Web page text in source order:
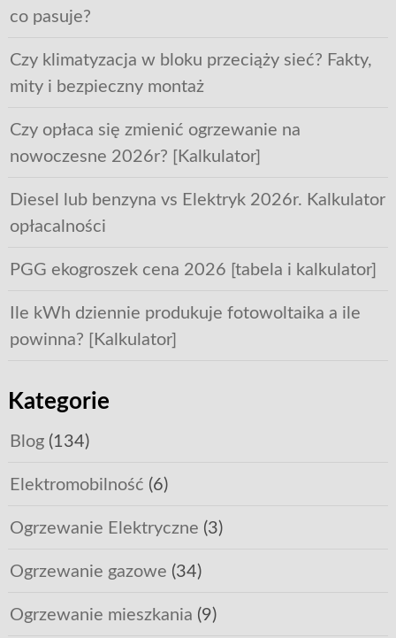
co pasuje?
Czy klimatyzacja w bloku przeciąży sieć? Fakty,
mity i bezpieczny montaż
Czy opłaca się zmienić ogrzewanie na
nowoczesne 2026r? [Kalkulator]
Diesel lub benzyna vs Elektryk 2026r. Kalkulator
opłacalności
PGG ekogroszek cena 2026 [tabela i kalkulator]
Ile kWh dziennie produkuje fotowoltaika a ile
powinna? [Kalkulator]
Kategorie
Blog(134)
Elektromobilność (6)
Ogrzewanie Elektryczne (3)
Ogrzewanie gazowe (34)
Ogrzewanie mieszkania (9)